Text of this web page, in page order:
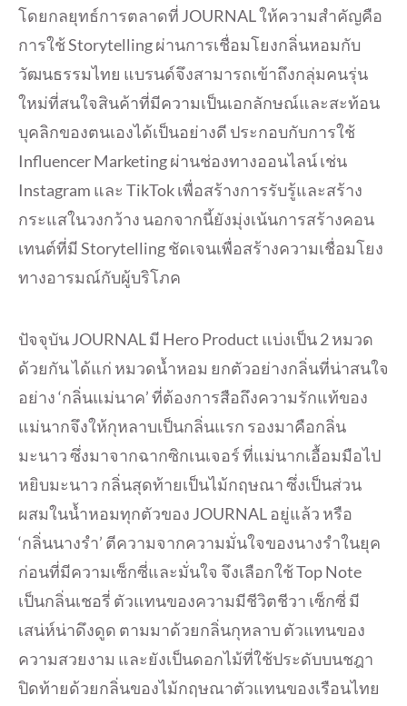
โดยกลยุทธ์การตลาดที่ JOURNAL ให้ความสำคัญคือ
การใช้ Storytelling ผ่านการเชื่อมโยงกลิ่นหอมกับ
วัฒนธรรมไทย แบรนด์จึงสามารถเข้าถึงกลุ่มคนรุ่น
ใหม่ที่สนใจสินค้าที่มีความเป็นเอกลักษณ์และสะท้อน
บุคลิกของตนเองได้เป็นอย่างดี ประกอบกับการใช้
Influencer Marketing ผ่านช่องทางออนไลน์ เช่น
Instagram และ TikTok เพื่อสร้างการรับรู้และสร้าง
กระแสในวงกว้าง นอกจากนี้ยังมุ่งเน้นการสร้างคอน
เทนต์ที่มี Storytelling ชัดเจนเพื่อสร้างความเชื่อมโยง
ทางอารมณ์กับผู้บริโภค
ปัจจุบัน JOURNAL มี Hero Product แบ่งเป็น 2 หมวด
ด้วยกัน ได้แก่ หมวดน้ำหอม ยกตัวอย่างกลิ่นที่น่าสนใจ
อย่าง ‘กลิ่นแม่นาค’ ที่ต้องการสือถึงความรักแท้ของ
แม่นากจึงให้กุหลาบเป็นกลิ่นแรก รองมาคือกลิ่น
มะนาว ซึ่งมาจากฉากซิกเนเจอร์ ที่แม่นากเอื้อมมือไป
หยิบมะนาว กลิ่นสุดท้ายเป็นไม้กฤษณา ซึ่งเป็นส่วน
ผสมในน้ำหอมทุกตัวของ JOURNAL อยู่แล้ว หรือ
‘กลิ่นนางรำ’ ตีความจากความมั่นใจของนางรำในยุค
ก่อนที่มีความเซ็กซี่และมั่นใจ จึงเลือกใช้ Top Note
เป็นกลิ่นเชอรี่ ตัวแทนของความมีชีวิตชีวา เซ็กซี่ มี
เสน่ห์น่าดึงดูด ตามมาด้วยกลิ่นกุหลาบ ตัวแทนของ
ความสวยงาม และยังเป็นดอกไม้ที่ใช้ประดับบนชฎา
ปิดท้ายด้วยกลิ่นของไม้กฤษณาตัวแทนของเรือนไทย